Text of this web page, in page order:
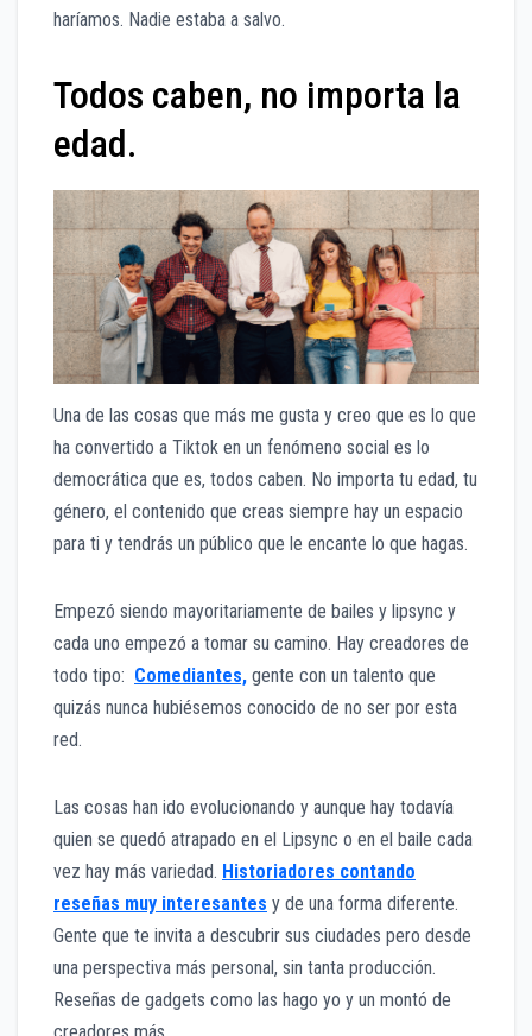
haríamos. Nadie estaba a salvo.
Todos caben, no importa la
edad.
Una de las cosas que más me gusta y creo que es lo que
ha convertido a Tiktok en un fenómeno social es lo
democrática que es, todos caben. No importa tu edad, tu
género, el contenido que creas siempre hay un espacio
para ti y tendrás un público que le encante lo que hagas.
Empezó siendo mayoritariamente de bailes y lipsync y
cada uno empezó a tomar su camino. Hay creadores de
todo tipo: Comediantes, gente con un talento que
quizás nunca hubiésemos conocido de no ser por esta
red.
Las cosas han ido evolucionando y aunque hay todavía
quien se quedó atrapado en el Lipsync o en el baile cada
vez hay más variedad. Historiadores contando
reseñas muy interesantes y de una forma diferente.
Gente que te invita a descubrir sus ciudades pero desde
una perspectiva más personal, sin tanta producción.
Reseñas de gadgets como las hago yo y un montó de